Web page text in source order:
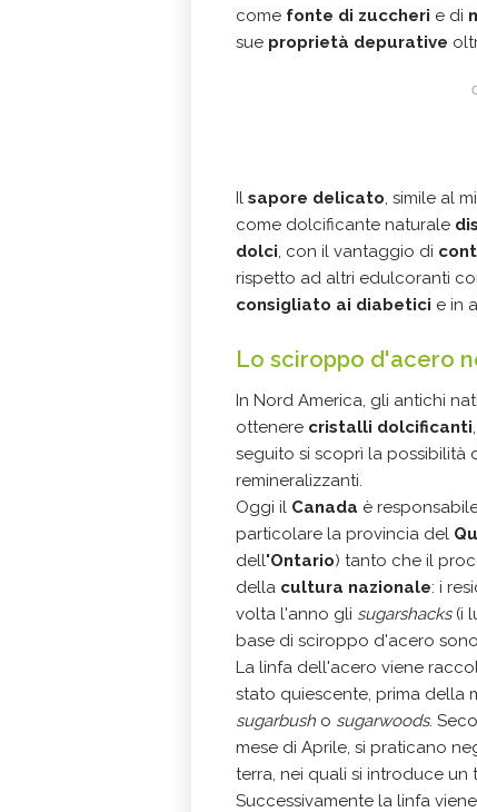
come fonte di zuccheri e di
sue proprietà depurative
Il sapore delicato, simile al
come dolcificante naturale
dolci, con il vantaggio di
rispetto ad altri edulcoranti
consigliato ai diabetici e in
Lo sciroppo d'acero
In Nord America, gli antichi
ottenere cristalli dolcificanti
seguito si scoprì la possibilità
remineralizzanti.
Oggi il Canada è
particolare la provincia del
dell'Ontario) tanto che il
della cultura nazionale: i
volta l'anno gli sugarshacks(i
base di sciroppo d'acero
La linfa dell'acero viene
stato quiescente, prima della
sugarbush o sugarwoods.
mese di Aprile, si praticano
terra, nei quali si introduce
Successivamente la linfa